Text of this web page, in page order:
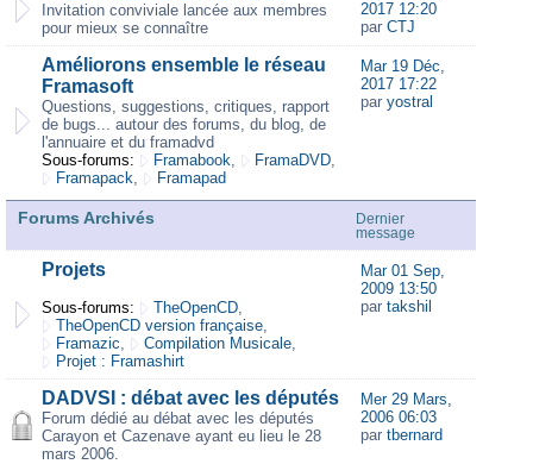
Invitation conviviale lancée aux membres
pour mieux se connaître
2017 12:20
par CTJ
Améliorons ensemble le réseau
Framasoft
Questions, suggestions, critiques, rapport
de bugs... autour des forums, du blog, de
l'annuaire et du framadvd
Sous-forums:
Framabook, FramaDVD,
Framapack, Framapad
Mar 19 Déc,
2017 17:22
par yostral
Forums Archivés
Dernier
message
Projets
Sous-forums: TheOpenCD,
TheOpenCD version française,
Framazic, Compilation Musicale,
Projet : Framashirt
Mar 01 Sep,
2009 13:50
par takshil
DADVSI : débat avec les députés
Forum dédié au débat avec les députés
Carayon et Cazenave ayant eu lieu le 28
mars 2006.
Mer 29 Mars,
2006 06:03
par tbernard